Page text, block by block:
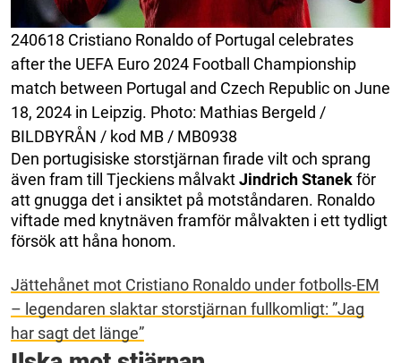
240618 Cristiano Ronaldo of Portugal celebrates
after the UEFA Euro 2024 Football Championship
match between Portugal and Czech Republic on June
18, 2024 in Leipzig. Photo: Mathias Bergeld /
BILDBYRÅN / kod MB / MB0938
Den portugisiske storstjärnan firade vilt och sprang
även fram till Tjeckiens målvaktJindrich Stanekför
att gnugga det i ansiktet på motståndaren. Ronaldo
viftade med knytnäven framför målvakten i ett tydligt
försök att håna honom.
Jättehånet mot Cristiano Ronaldo under fotbolls-EM
– legendaren slaktar storstjärnan fullkomligt: ”Jag
har sagt det länge”